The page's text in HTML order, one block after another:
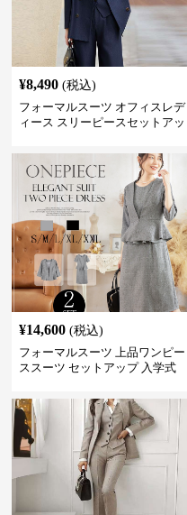
¥8,490 (税込)
フォーマルスーツ オフィスレデ
ィース スリーピースセットアッ
¥14,600 (税込)
フォーマルスーツ 上品ワンピー
ススーツ セットアップ 入学式